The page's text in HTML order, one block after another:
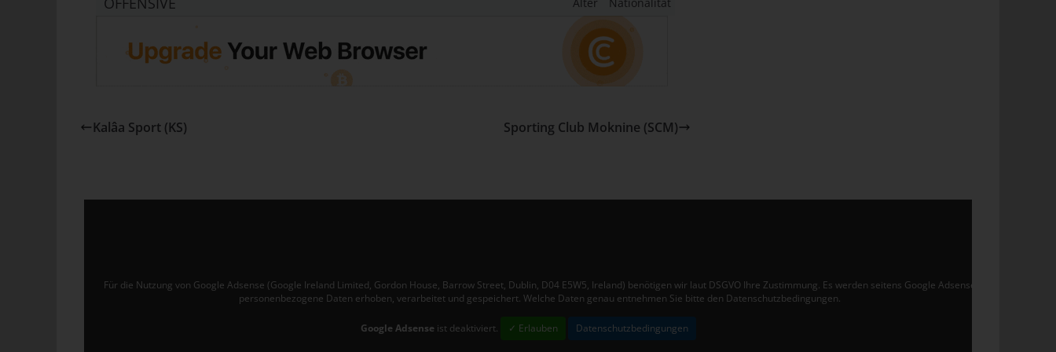
Kalâa Sport (KS) Sporting Club Moknine (SCM)
Für die Nutzung von Google Adsense (Google Ireland Limited, Gordon House, Barrow Street, Dublin, D04 E5W5, Ireland) benötigen wir laut DSGVO Ihre Zustimmung. Es werden seitens Google Adsense
personenbezogene Daten erhoben, verarbeitet und gespeichert. Welche Daten genau entnehmen Sie bitte den Datenschutzbedingungen.
Google Adsense ist deaktiviert. ✓ Erlauben Datenschutzbedingungen
Verantwortlicher im Sinne der Datenschutz-Grundverordnung, sonstiger in
den Mitgliedstaaten der Europäischen Union geltenden Datenschutzgesetze
und anderer Bestimmungen mit datenschutzrechtlichem Charakter ist:
E-Mail:
über einen Internetbrowser auf einem Computersystem abgelegt und
gespeichert werden.
Zahlreiche Internetseiten und Server verwenden Cookies. Viele Cookies